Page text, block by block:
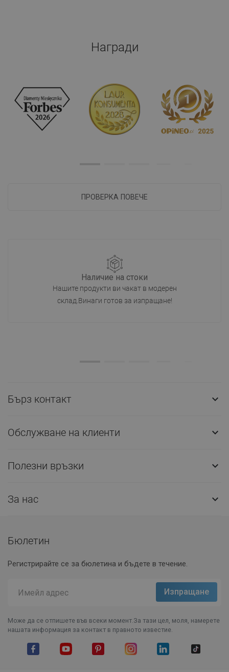
Награди
ПРОВЕРКА ПОВЕЧЕ
Наличие на стоки
Нашите продукти ви чакат в модерен
склад.Винаги готов за изпращане!
Бърз контакт 
Обслужване на клиенти 
Полезни връзки 
За нас 
Бюлетин
Регистрирайте се за бюлетина и бъдете в течение.
Може да се отпишете във всеки момент.За тази цел, моля, намерете
нашата информация за контакт в правното известие.